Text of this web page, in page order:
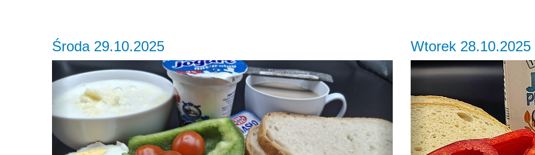
Środa 29.10.2025
Previous Next
Wtorek 28.10.2025
Previous